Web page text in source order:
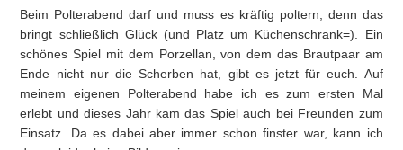
Beim Polterabend darf und muss es kräftig poltern, denn das
bringt schließlich Glück (und Platz um Küchenschrank=). Ein
schönes Spiel mit dem Porzellan, von dem das Brautpaar am
Ende nicht nur die Scherben hat, gibt es jetzt für euch. Auf
meinem eigenen Polterabend habe ich es zum ersten Mal
erlebt und dieses Jahr kam das Spiel auch bei Freunden zum
Einsatz. Da es dabei aber immer schon finster war, kann ich